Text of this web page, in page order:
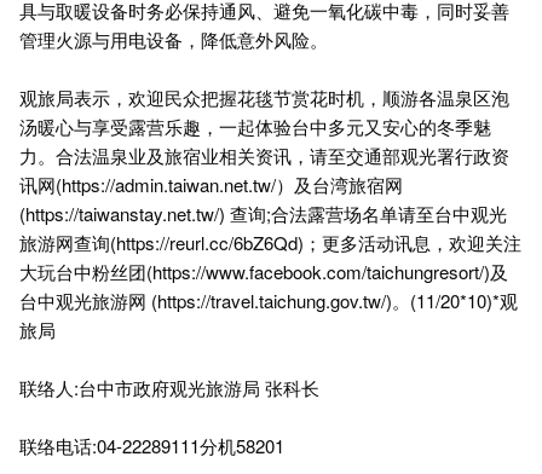
具与取暖设备时务必保持通风、避免一氧化碳中毒，同时妥善
管理火源与用电设备，降低意外风险。
观旅局表示，欢迎民众把握花毯节赏花时机，顺游各温泉区泡
汤暖心与享受露营乐趣，一起体验台中多元又安心的冬季魅
力。合法温泉业及旅宿业相关资讯，请至交通部观光署行政资
讯网(https://admin.taiwan.net.tw/）及台湾旅宿网
(https://taiwanstay.net.tw/) 查询;合法露营场名单请至台中观光
旅游网查询(https://reurl.cc/6bZ6Qd)；更多活动讯息，欢迎关注
大玩台中粉丝团(https://www.facebook.com/taichungresort/)及
台中观光旅游网 (https://travel.taichung.gov.tw/)。(11/20*10)*观
旅局
联络人:台中市政府观光旅游局 张科长
联络电话:04-22289111分机58201